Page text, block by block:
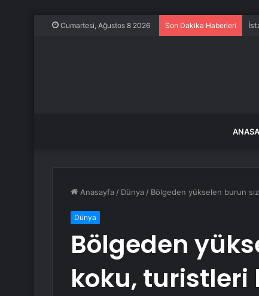
Cumartesi, Ağustos 8 2026 Son Dakika Haberleri
Anasayfa / Dünya / Bölgeden yükselen burun
Dünya
Bölgeden
koku, turistleri